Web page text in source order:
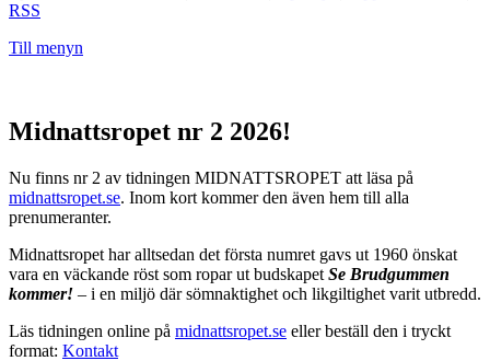
RSS
Till menyn
Midnattsropet nr 2 2026!
Nu finns nr 2 av tidningen MIDNATTSROPET att läsa på
midnattsropet.se. Inom kort kommer den även hem till alla
prenumeranter.
Midnattsropet har alltsedan det första numret gavs ut 1960 önskat
vara en väckande röst som ropar ut budskapet Se Brudgummen
kommer! – i en miljö där sömnaktighet och likgiltighet varit utbredd.
Läs tidningen online på midnattsropet.se eller beställ den i tryckt
format: Kontakt